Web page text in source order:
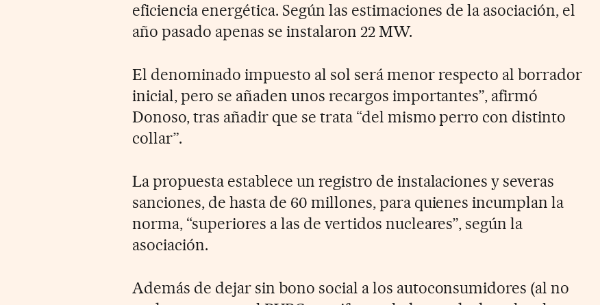
eficiencia energética. Según las estimaciones de la asociación, el
año pasado apenas se instalaron 22 MW.
El denominado impuesto al sol será menor respecto al borrador
inicial, pero se añaden unos recargos importantes”, afirmó
Donoso, tras añadir que se trata “del mismo perro con distinto
collar”.
La propuesta establece un registro de instalaciones y severas
sanciones, de hasta de 60 millones, para quienes incumplan la
norma, “superiores a las de vertidos nucleares”, según la
asociación.
Además de dejar sin bono social a los autoconsumidores (al no